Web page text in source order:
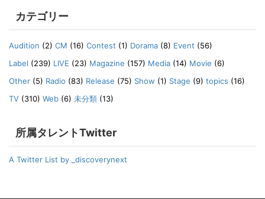
カテゴリー
Audition (2) CM (16) Contest (1) Dorama (8) Event (56)
Label (239) LIVE (23) Magazine (157) Media (14) Movie (6)
Other (5) Radio (83) Release (75) Show (1) Stage (9) topics (16)
TV (310) Web (6) 未分類 (13)
所属タレントTwitter
A Twitter List by _discoverynext